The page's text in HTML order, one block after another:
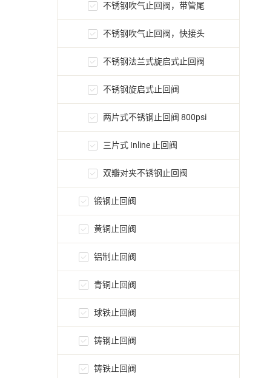
不锈钢吹气止回阀，带管尾
不锈钢吹气止回阀，快接头
不锈钢法兰式旋启式止回阀
不锈钢旋启式止回阀
两片式不锈钢止回阀 800psi
三片式 Inline 止回阀
双瓣对夹不锈钢止回阀
锻钢止回阀
黄铜止回阀
铝制止回阀
青铜止回阀
球铁止回阀
铸钢止回阀
铸铁止回阀